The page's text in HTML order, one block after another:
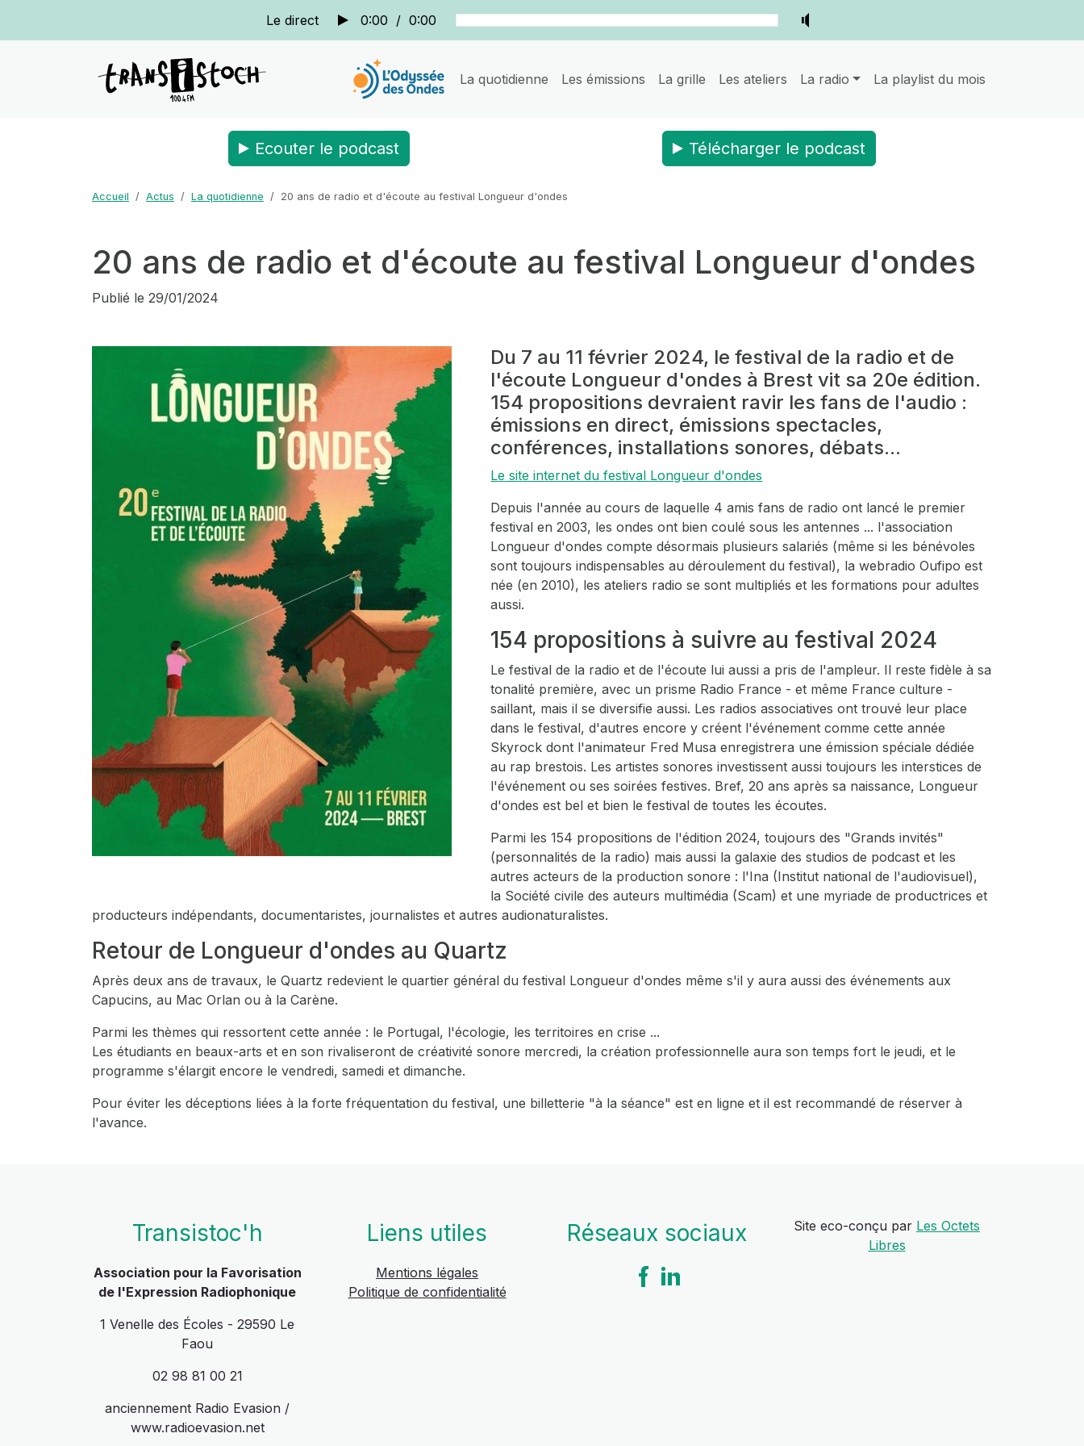
Le direct 0:00 / 0:00
La quotidienne Les émissions La grille Les ateliers La radio La playlist du mois
Ecouter le podcast Télécharger le podcast
Accueil Actus La quotidienne 20 ans de radio et d'écoute au festival Longueur d'ondes
20 ans de radio et d'écoute au festival Longueur d'ondes
Publié le 29/01/2024
Du 7 au 11 février 2024, le festival de la radio et de
l'écoute Longueur d'ondes à Brest vit sa 20e édition.
154 propositions devraient ravir les fans de l'audio :
émissions en direct, émissions spectacles,
conférences, installations sonores, débats...
Le site internet du festival Longueur d'ondes
Depuis l'année au cours de laquelle 4 amis fans de radio ont lancé le premier
festival en 2003, les ondes ont bien coulé sous les antennes ... l'association
Longueur d'ondes compte désormais plusieurs salariés (même si les bénévoles
sont toujours indispensables au déroulement du festival), la webradio Oufipo est
née (en 2010), les ateliers radio se sont multipliés et les formations pour adultes
aussi.
154 propositions à suivre au festival 2024
Le festival de la radio et de l'écoute lui aussi a pris de l'ampleur. Il reste fidèle à sa
tonalité première, avec un prisme Radio France - et même France culture -
saillant, mais il se diversifie aussi. Les radios associatives ont trouvé leur place
dans le festival, d'autres encore y créent l'événement comme cette année
Skyrock dont l'animateur Fred Musa enregistrera une émission spéciale dédiée
au rap brestois. Les artistes sonores investissent aussi toujours les interstices de
l'événement ou ses soirées festives. Bref, 20 ans après sa naissance, Longueur
d'ondes est bel et bien le festival de toutes les écoutes.
Parmi les 154 propositions de l'édition 2024, toujours des "Grands invités"
(personnalités de la radio) mais aussi la galaxie des studios de podcast et les
autres acteurs de la production sonore : l'Ina (Institut national de l'audiovisuel),
la Société civile des auteurs multimédia (Scam) et une myriade de productrices et
producteurs indépendants, documentaristes, journalistes et autres audionaturalistes.
Retour de Longueur d'ondes au Quartz
Après deux ans de travaux, le Quartz redevient le quartier général du festival Longueur d'ondes même s'il y aura aussi des événements aux
Capucins, au Mac Orlan ou à la Carène.
Parmi les thèmes qui ressortent cette année : le Portugal, l'écologie, les territoires en crise ...
Les étudiants en beaux-arts et en son rivaliseront de créativité sonore mercredi, la création professionnelle aura son temps fort le jeudi, et le
programme s'élargit encore le vendredi, samedi et dimanche.
Pour éviter les déceptions liées à la forte fréquentation du festival, une billetterie "à la séance" est en ligne et il est recommandé de réserver à
l'avance.
Transistoc'h
Association pour la Favorisation
de l'Expression Radiophonique
1 Venelle des Écoles - 29590 Le
Faou
02 98 81 00 21
anciennement Radio Evasion /
www.radioevasion.net
Liens utiles
Mentions légales
Politique de confidentialité
Réseaux sociaux Site eco-conçu par Les Octets
Libres